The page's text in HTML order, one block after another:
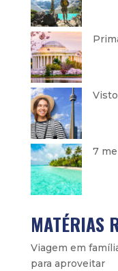
7
MATÉRIAS
Viagem em
para aproveitar